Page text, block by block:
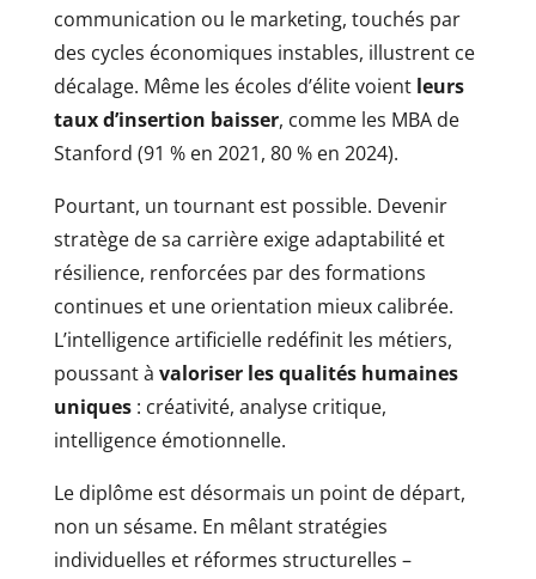
communication ou le marketing, touchés par
des cycles économiques instables, illustrent ce
décalage. Même les écoles d’élite voient leurs
taux d’insertion baisser, comme les MBA de
Stanford (91 % en 2021, 80 % en 2024).
Pourtant, un tournant est possible. Devenir
stratège de sa carrière exige adaptabilité et
résilience, renforcées par des formations
continues et une orientation mieux calibrée.
L’intelligence artificielle redéfinit les métiers,
poussant à valoriser les qualités humaines
uniques: créativité, analyse critique,
intelligence émotionnelle.
Le diplôme est désormais un point de départ,
non un sésame. En mêlant stratégies
individuelles et réformes structurelles –